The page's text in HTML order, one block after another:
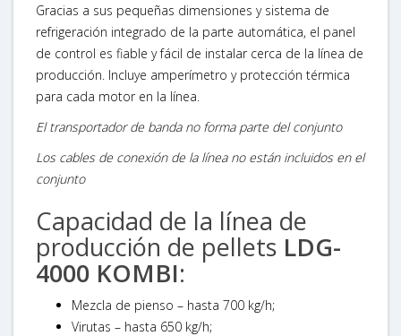
Gracias a sus pequeñas dimensiones y sistema de
refrigeración integrado de la parte automática, el panel
de control es fiable y fácil de instalar cerca de la línea de
producción. Incluye amperímetro y protección térmica
para cada motor en la línea.
El transportador de banda no forma parte del conjunto
Los cables de conexión de la línea no están incluidos en el
conjunto
Capacidad de la línea de
producción de pellets LDG-
4000 KOMBI:
Mezcla de pienso – hasta 700 kg/h;
Virutas – hasta 650 kg/h;